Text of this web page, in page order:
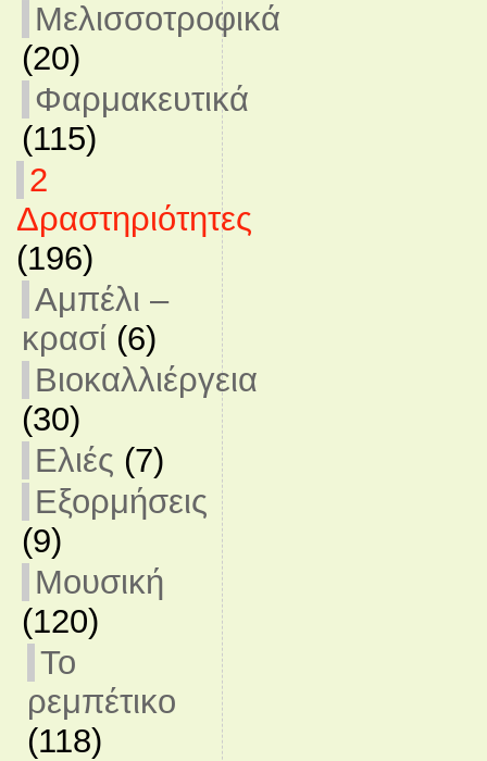
Μελισσοτροφικά
(20)
Φαρμακευτικά
(115)
2
Δραστηριότητες
(196)
Αμπέλι –
κρασί (6)
Βιοκαλλιέργεια
(30)
Ελιές (7)
Εξορμήσεις
(9)
Μουσική
(120)
Το
ρεμπέτικο
(118)